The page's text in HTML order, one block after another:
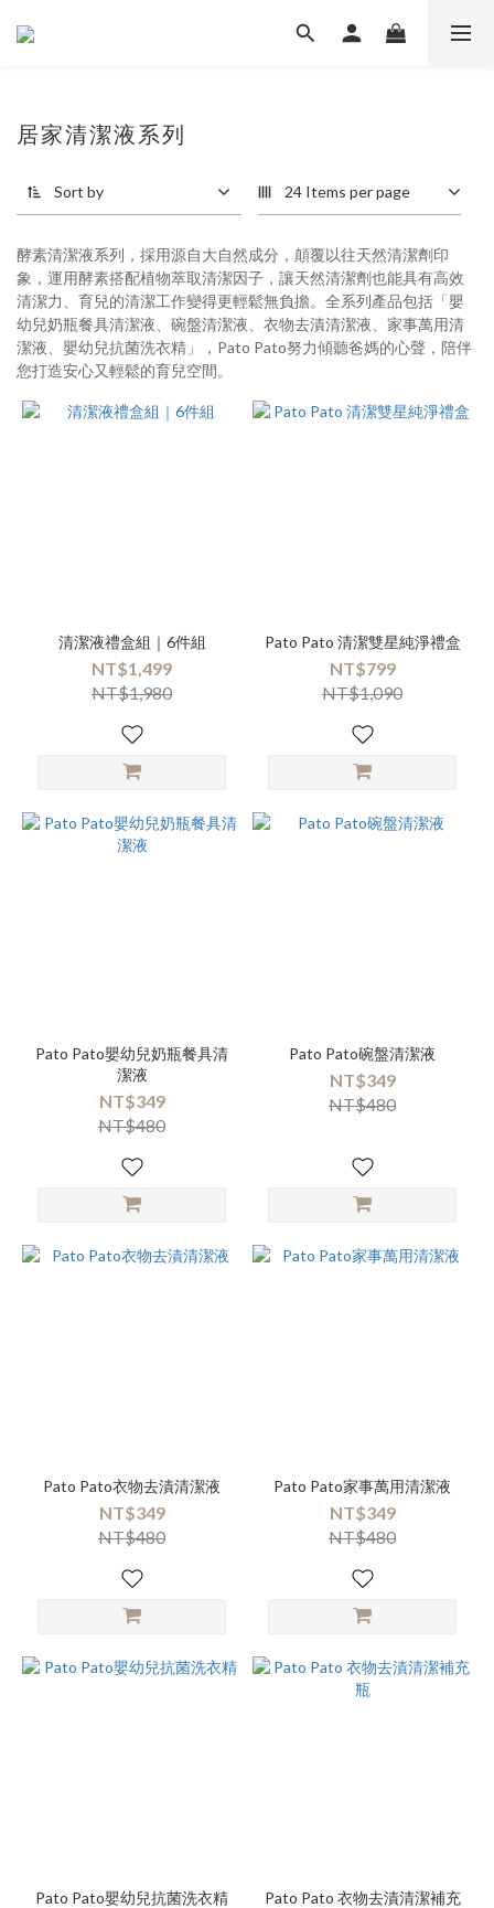
居家清潔液系列
Sort by 24 Items per page
酵素清潔液系列，採用源自大自然成分，顛覆以往天然清潔劑印
象，運用酵素搭配植物萃取清潔因子，讓天然清潔劑也能具有高效
清潔力、育兒的清潔工作變得更輕鬆無負擔。全系列產品包括「嬰
幼兒奶瓶餐具清潔液、碗盤清潔液、衣物去漬清潔液、家事萬用清
潔液、嬰幼兒抗菌洗衣精」，Pato Pato努力傾聽爸媽的心聲，陪伴
您打造安心又輕鬆的育兒空間。
清潔液禮盒組｜6件組
NT$1,499
NT$1,980
Pato Pato 清潔雙星純淨禮盒
NT$799
NT$1,090
Pato Pato嬰幼兒奶瓶餐具清
潔液
NT$349
NT$480
Pato Pato碗盤清潔液
NT$349
NT$480
Pato Pato衣物去漬清潔液
NT$349
NT$480
Pato Pato家事萬用清潔液
NT$349
NT$480
Pato Pato嬰幼兒抗菌洗衣精
Pato Pato 衣物去漬清潔補充